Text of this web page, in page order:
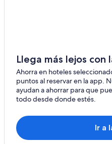
Llega más lejos con
Ahorra en hoteles
puntos al reservar en la app.
ayudan a ahorrar para que
todo desde donde estés.
Ir a